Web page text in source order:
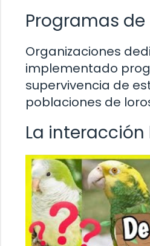
Programas
Organizaciones
implementado
supervivencia de
poblaciones de
La